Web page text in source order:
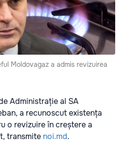
Moldovagaz a admis revizuirea
Administrație al SA
a recunoscut existența
o revizuire în creștere a
transmite noi.md.